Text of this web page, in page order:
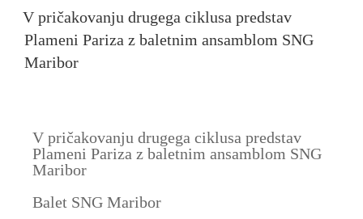
V pričakovanju drugega ciklusa predstav
Plameni Pariza z baletnim ansamblom SNG
Maribor
V pričakovanju drugega ciklusa predstav
Plameni Pariza z baletnim ansamblom SNG
Maribor
Balet SNG Maribor